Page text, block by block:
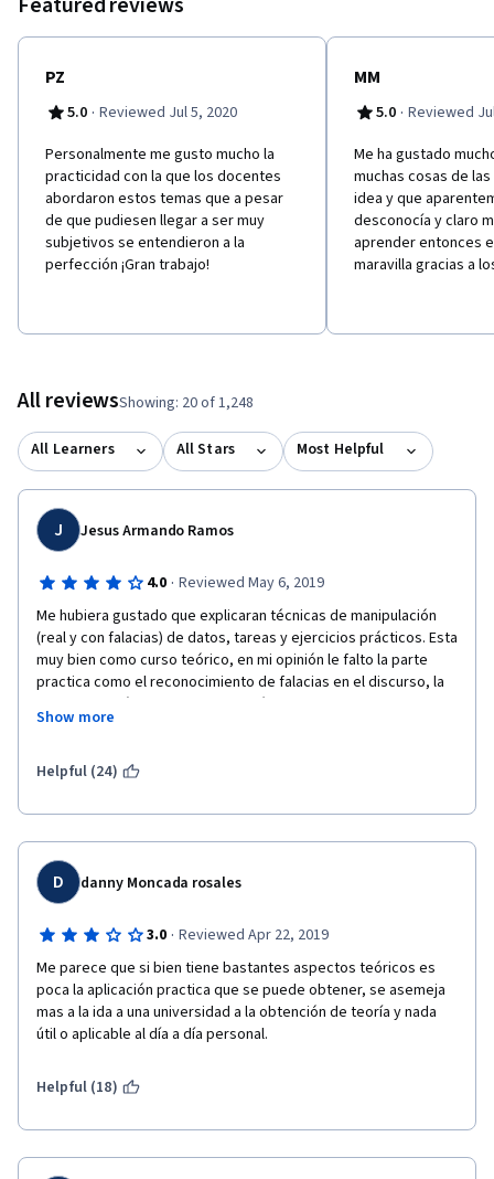
PZ
5.0 · Reviewed Jul 5, 2020
Personalmente me gusto mucho la
practicidad con la que los docentes
abordaron estos temas que a pesar
de que pudiesen llegar a ser muy
subjetivos se entendieron a la
perfección ¡Gran trabajo!
MM
5.0 · Reviewed
Me ha gustado
muchas cosas de
idea y que
desconocía y claro
aprender entonces
maravilla gracias a
All reviewsShowing: 20 of 1,248
All Learners All Stars Most Helpful
J Jesus Armando Ramos
4.0 · Reviewed May 6, 2019
Me hubiera gustado que explicaran técnicas de manipulación
(real y con falacias) de datos, tareas y ejercicios prácticos. Esta
muy bien como curso teórico, en mi opinión le falto la parte
practica como el reconocimiento de falacias en el discurso, la
lectura de imágenes para expresión de argumentos y la
manipulación e inferencia numérica tanto para descubrir
esfuerzo y la oportunidad de acceso al material. Saludos desde
Show more
Helpful (24)
D danny Moncada rosales
3.0 · Reviewed Apr 22, 2019
Me parece que si bien tiene bastantes aspectos teóricos es
poca la aplicación practica que se puede obtener, se asemeja
mas a la ida a una universidad a la obtención de teoría y nada
útil o aplicable al día a día personal.
Helpful (18)